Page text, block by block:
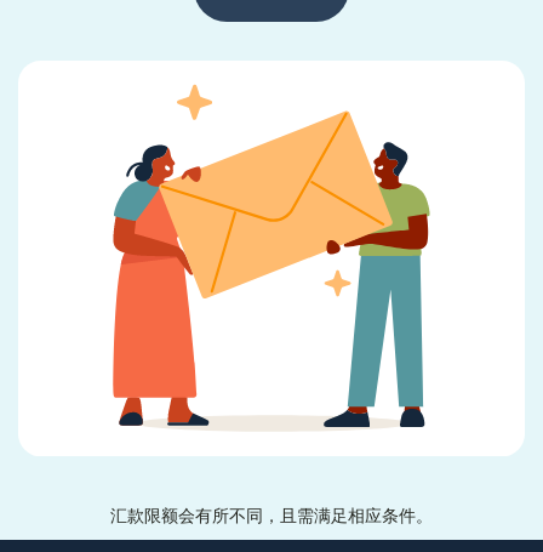
汇款限额会有所不同，且需满足相应条件。